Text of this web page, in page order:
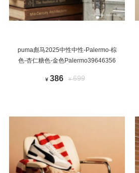
puma彪马2025中性中性-Palermo-棕
色-杏仁糖色-金色Palermo39646356
¥ 386 ¥699